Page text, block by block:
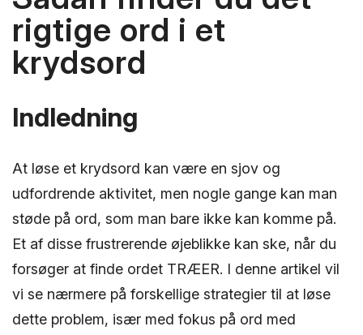
rigtige ord i et
krydsord
Indledning
At løse et krydsord kan være en sjov og
udfordrende aktivitet, men nogle gange kan man
støde på ord, som man bare ikke kan komme på.
Et af disse frustrerende øjeblikke kan ske, når du
forsøger at finde ordet TRÆER. I denne artikel vil
vi se nærmere på forskellige strategier til at løse
dette problem, især med fokus på ord med